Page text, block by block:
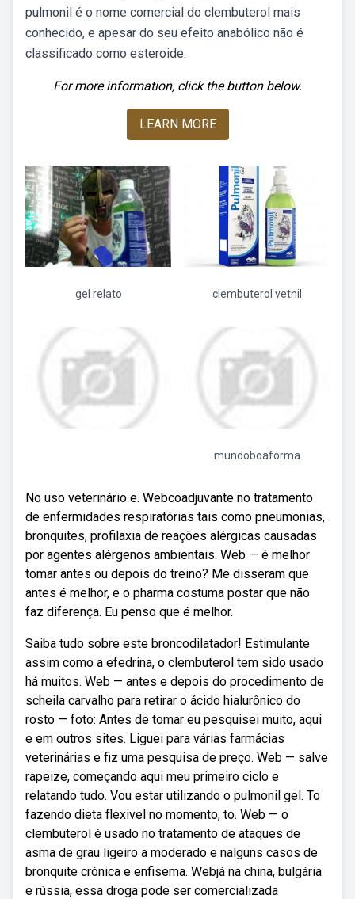
pulmonil é o nome comercial do clembuterol mais
conhecido, e apesar do seu efeito anabólico não é
classificado como esteroide.
For more information, click the button below.
LEARN MORE
gel relato clembuterol vetnil
mundoboaforma
No uso veterinário e. Webcoadjuvante no tratamento
de enfermidades respiratórias tais como pneumonias,
bronquites, profilaxia de reações alérgicas causadas
por agentes alérgenos ambientais. Web — é melhor
tomar antes ou depois do treino? Me disseram que
antes é melhor, e o pharma costuma postar que não
faz diferença. Eu penso que é melhor.
Saiba tudo sobre este broncodilatador! Estimulante
assim como a efedrina, o clembuterol tem sido usado
há muitos. Web — antes e depois do procedimento de
scheila carvalho para retirar o ácido hialurônico do
rosto — foto: Antes de tomar eu pesquisei muito, aqui
e em outros sites. Liguei para várias farmácias
veterinárias e fiz uma pesquisa de preço. Web — salve
rapeize, começando aqui meu primeiro ciclo e
relatando tudo. Vou estar utilizando o pulmonil gel. To
fazendo dieta flexivel no momento, to. Web — o
clembuterol é usado no tratamento de ataques de
asma de grau ligeiro a moderado e nalguns casos de
bronquite crónica e enfisema. Webjá na china, bulgária
e rússia, essa droga pode ser comercializada